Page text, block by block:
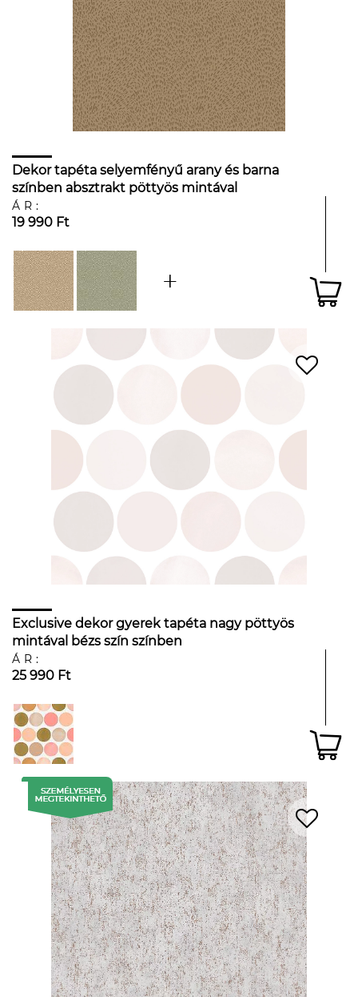
Dekor tapéta selyemfényű arany és barna
színben absztrakt pöttyös mintával
ÁR:
19 990 Ft
Exclusive dekor gyerek tapéta nagy pöttyös
mintával bézs szín színben
ÁR:
25 990 Ft